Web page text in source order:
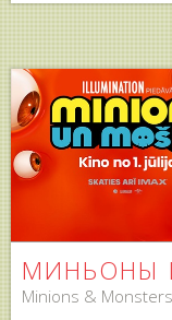
МИНЬОНЫ
Minions & Monsters